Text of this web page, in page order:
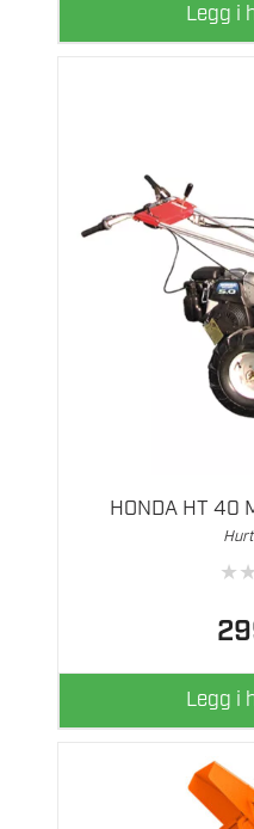
Legg i
HONDA HT 40
★★
Legg i